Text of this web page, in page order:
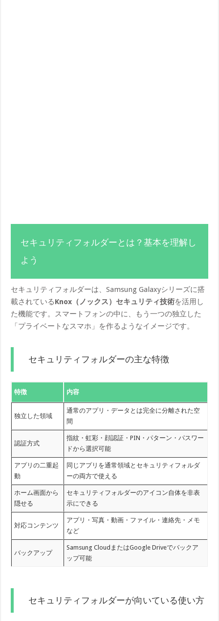
セキュリティフォルダーとは？基本を理解し
よう
セキュリティフォルダーは、Samsung Galaxyシリーズに搭
載されているKnox（ノックス）セキュリティ技術を活用し
た機能です。スマートフォンの中に、もう一つの独立した
「プライベートなスマホ」を作るようなイメージです。
セキュリティフォルダーの主な特徴
特徴 内容
独立した領域
通常のアプリ・データとは完全に分離された空
間
認証方式
指紋・虹彩・顔認証・PIN・パターン・パスワー
ドから選択可能
アプリの二重起
動
同じアプリを通常領域とセキュリティフォルダ
ーの両方で使える
ホーム画面から
隠せる
セキュリティフォルダーのアイコン自体を非表
示にできる
対応コンテンツ
アプリ・写真・動画・ファイル・連絡先・メモ
など
バックアップ
Samsung CloudまたはGoogle Driveでバックア
ップ可能
セキュリティフォルダーが向いている使い方